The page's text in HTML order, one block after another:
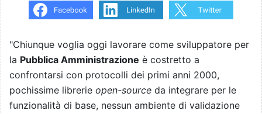
"Chiunque voglia oggi lavorare come sviluppatore per
la Pubblica Amministrazione è costretto a
confrontarsi con protocolli dei primi anni 2000,
pochissime librerie open-source da integrare per le
funzionalità di base, nessun ambiente di validazione